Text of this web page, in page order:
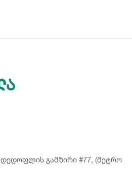
გამზირი #77, (მეტრო